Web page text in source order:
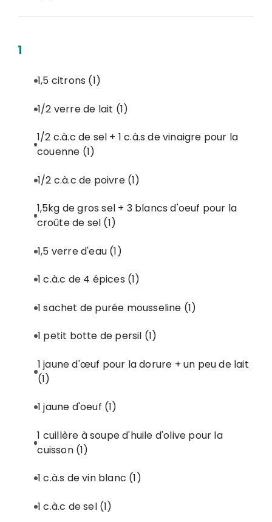
1
1,5 citrons (1)
1/2 verre de lait (1)
1/2 c.à.c de sel + 1 c.à.s de vinaigre pour la
couenne (1)
1/2 c.à.c de poivre (1)
1,5kg de gros sel + 3 blancs d'oeuf pour la
croûte de sel (1)
1,5 verre d'eau (1)
1 c.à.c de 4 épices (1)
1 sachet de purée mousseline (1)
1 petit botte de persil (1)
1 jaune d'œuf pour la dorure + un peu de lait
(1)
1 jaune d'oeuf (1)
1 cuillère à soupe d'huile d'olive pour la
cuisson (1)
1 c.à.s de vin blanc (1)
1 c.à.c de sel (1)